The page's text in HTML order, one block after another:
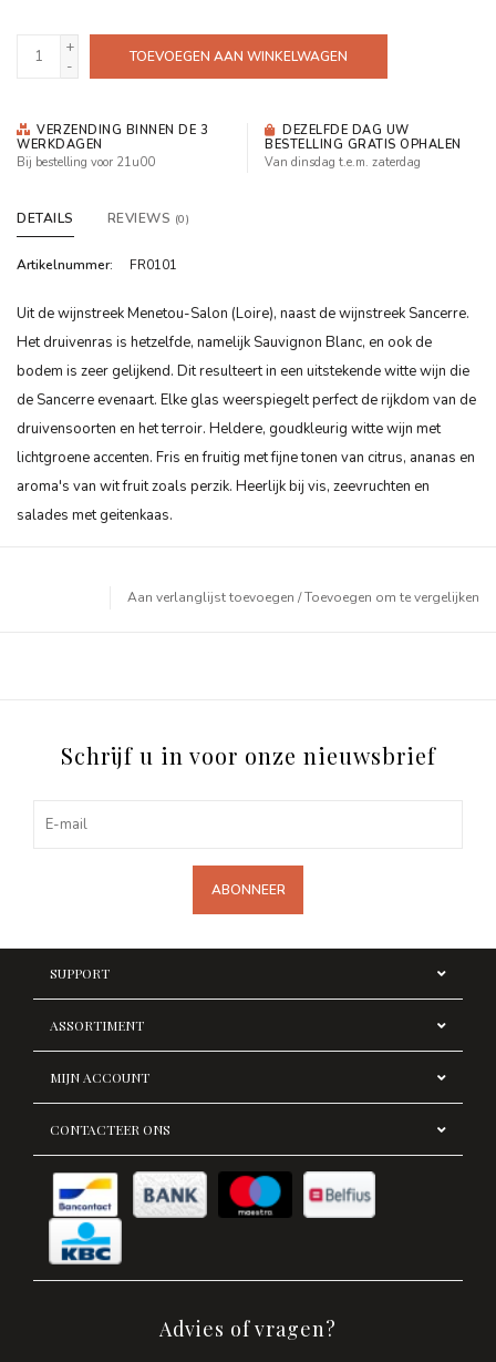
+
-
TOEVOEGEN AAN WINKELWAGEN
VERZENDING BINNEN DE 3
WERKDAGEN
Bij bestelling voor 21u00
DEZELFDE DAG UW
BESTELLING GRATIS OPHALEN
Van dinsdag t.e.m. zaterdag
DETAILS REVIEWS (0)
Artikelnummer: FR0101
Uit de wijnstreek Menetou-Salon (Loire), naast de wijnstreek Sancerre.
Het druivenras is hetzelfde, namelijk Sauvignon Blanc, en ook de
bodem is zeer gelijkend. Dit resulteert in een uitstekende witte wijn die
de Sancerre evenaart. Elke glas weerspiegelt perfect de rijkdom van de
druivensoorten en het terroir. Heldere, goudkleurig witte wijn met
lichtgroene accenten. Fris en fruitig met fijne tonen van citrus, ananas en
aroma's van wit fruit zoals perzik. Heerlijk bij vis, zeevruchten en
salades met geitenkaas.
Aan verlanglijst toevoegen /Toevoegen om te vergelijken
Schrijf u in voor onze nieuwsbrief
ABONNEER
SUPPORT
ASSORTIMENT
MIJN ACCOUNT
CONTACTEER ONS
Advies of vragen?